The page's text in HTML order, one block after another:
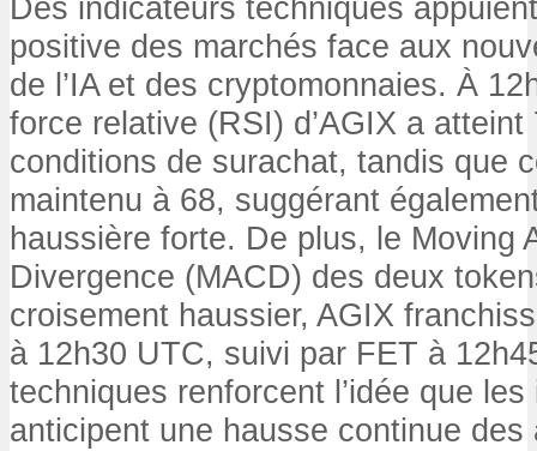
Des indicateurs techniques
positive des marchés face aux
de l’IA et des cryptomonnaies. À
force relative (RSI) d’AGIX a
conditions de surachat, tandis que
maintenu à 68, suggérant
haussière forte. De plus, le Moving
Divergence (MACD) des deux
croisement haussier, AGIX
à 12h30 UTC, suivi par FET à
techniques renforcent l’idée que
anticipent une hausse continue des